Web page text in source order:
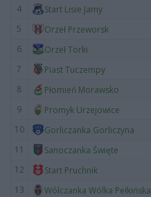
4
Start Lisie Jamy
5
Orzeł Przeworsk
6
Orzeł Torki
7
Piast Tuczempy
8
Płomień Morawsko
9
Promyk Urzejowice
10
Gorliczanka Gorliczyna
11
Sanoczanka Święte
12
Start Pruchnik
13
Wólczanka Wólka Pełkińska